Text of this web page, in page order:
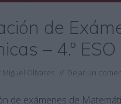
de
– 4.º ESO
Miguel Olivares // Dejar un
de exámenes de